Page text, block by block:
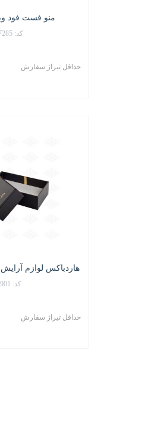
منو فست فود
کد: 17285
حداقل تیراژ سفارش
هاردباکس لوازم
کد: 1901
حداقل تیراژ سفارش